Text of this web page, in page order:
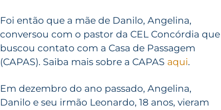
Foi então que a mãe de Danilo, Angelina,
conversou com o pastor da CEL Concórdia que
buscou contato com a Casa de Passagem
(CAPAS). Saiba mais sobre a CAPAS aqui.
Em dezembro do ano passado, Angelina,
Danilo e seu irmão Leonardo, 18 anos, vieram